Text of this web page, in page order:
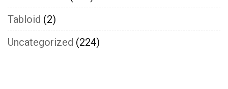
Tabloid (2)
Uncategorized (224)